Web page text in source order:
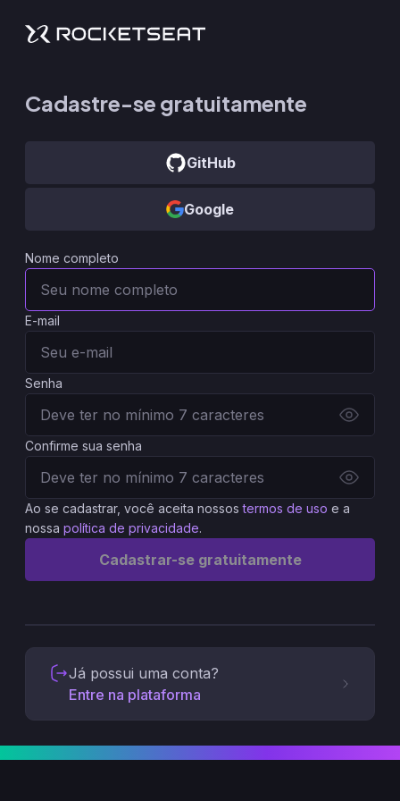
Cadastre-se gratuitamente
GitHub
Google
Nome completo
E-mail
Senha
Confirme sua senha
Ao se cadastrar, você aceita nossos termos de uso e a
nossa política de privacidade.
Cadastrar-se gratuitamente
Já possui uma conta?
Entre na plataforma